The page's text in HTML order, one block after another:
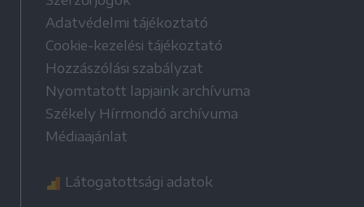
Adatvédelmi tájékoztató
Cookie-kezelési tájékoztató
Hozzászólási szabályzat
Nyomtatott lapjaink archívuma
Székely Hírmondó archívuma
Médiaajánlat
Látogatottsági adatok